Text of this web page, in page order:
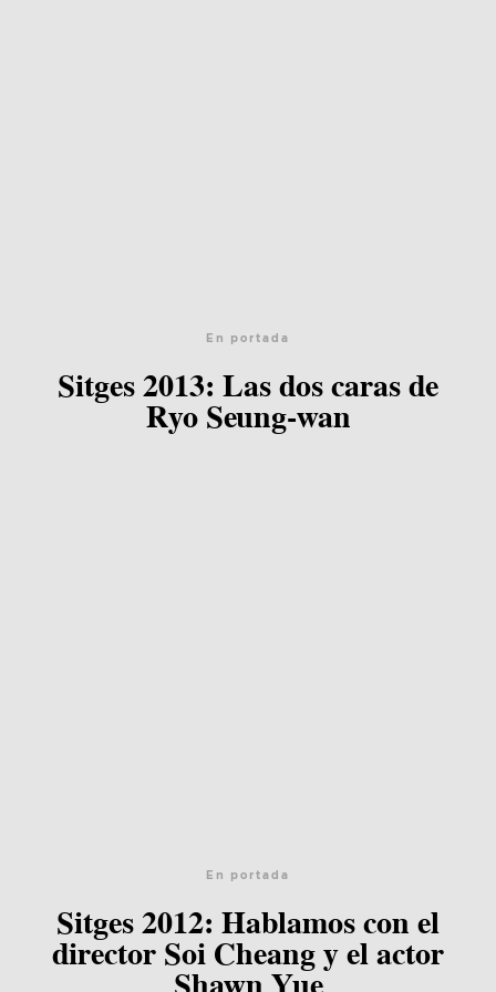
En portada
Sitges 2013: Las dos caras de
Ryo Seung-wan
En portada
Sitges 2012: Hablamos con el
director Soi Cheang y el actor
Shawn Yue